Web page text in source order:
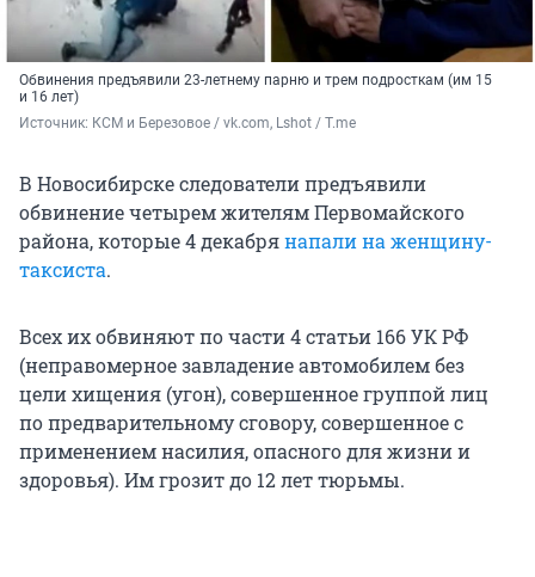
Обвинения предъявили 23-летнему парню и трем подросткам (им 15
и 16 лет)
Источник: КСМ и Березовое / vk.com, Lshot / Т.me
В Новосибирске следователи предъявили
обвинение четырем жителям Первомайского
района, которые 4 декабрянапали на женщину-
таксиста.
Всех их обвиняют по части 4 статьи 166 УК РФ
(неправомерное завладение автомобилем без
цели хищения (угон), совершенное группой лиц
по предварительному сговору, совершенное с
применением насилия, опасного для жизни и
здоровья). Им грозит до 12 лет тюрьмы.